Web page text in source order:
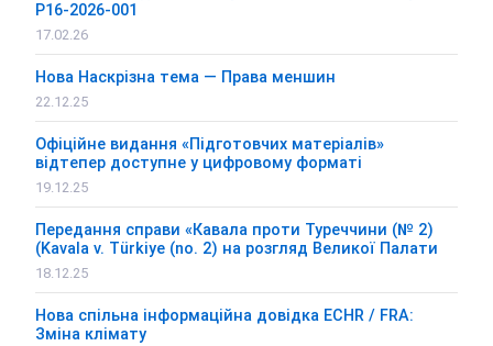
P16-2026-001
17.02.26
Нова Наскрізна тема — Права меншин
22.12.25
Офіційне видання «Підготовчих матеріалів»
відтепер доступне у цифровому форматі
19.12.25
Передання справи «Кавала проти Туреччини (№ 2)
(Kavala v. Türkiye (no. 2) на розгляд Великої Палати
18.12.25
Нова спільна інформаційна довідка ECHR / FRA:
Зміна клімату